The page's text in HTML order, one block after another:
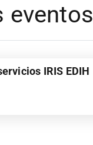
eventos
IRIS EDIH